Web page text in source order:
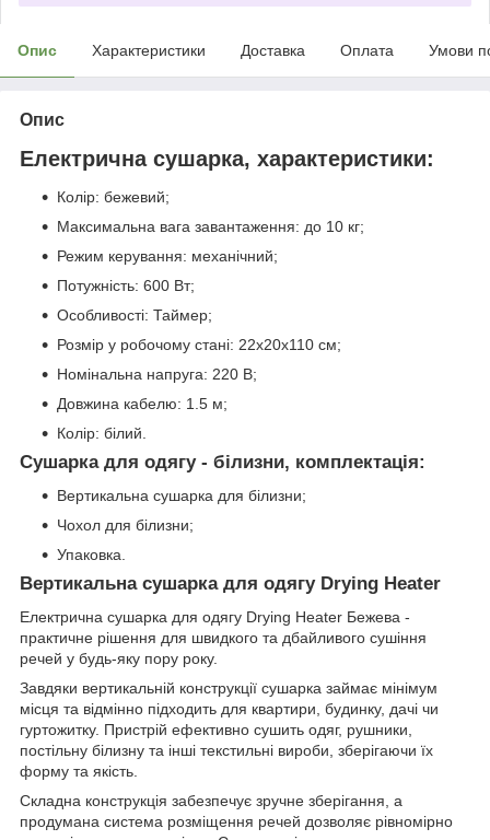
Опис Характеристики Доставка Оплата Умови
Опис
Електрична сушарка, характеристики:
Колір: бежевий;
Максимальна вага завантаження: до 10 кг;
Режим керування: механічний;
Потужність: 600 Вт;
Особливості: Таймер;
Розмір у робочому стані: 22х20х110 см;
Номінальна напруга: 220 В;
Довжина кабелю: 1.5 м;
Колір: білий.
Сушарка для одягу - білизни, комплектація:
Вертикальна сушарка для білизни;
Чохол для білизни;
Упаковка.
Вертикальна сушарка для одягу Drying Heater
Електрична сушарка для одягу Drying Heater Бежева -
практичне рішення для швидкого та дбайливого сушіння
речей у будь-яку пору року.
Завдяки вертикальній конструкції сушарка займає мінімум
місця та відмінно підходить для квартири, будинку, дачі чи
гуртожитку. Пристрій ефективно сушить одяг, рушники,
постільну білизну та інші текстильні вироби, зберігаючи їх
форму та якість.
Складна конструкція забезпечує зручне зберігання, а
продумана система розміщення речей дозволяє рівномірно